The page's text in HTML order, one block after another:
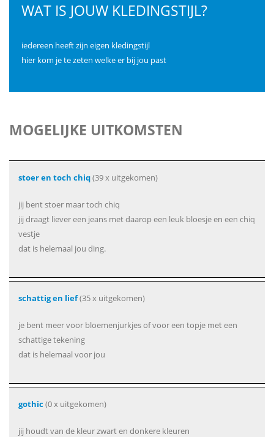
WAT IS JOUW KLEDINGSTIJL?
iedereen heeft zijn eigen kledingstijl
hier kom je te zeten welke er bij jou past
MOGELIJKE UITKOMSTEN
stoer en toch chiq(39 x uitgekomen)
jij bent stoer maar toch chiq
jij draagt liever een jeans met daarop een leuk bloesje en een chiq
vestje
dat is helemaal jou ding.
schattig en lief(35 x uitgekomen)
je bent meer voor bloemenjurkjes of voor een topje met een
schattige tekening
dat is helemaal voor jou
gothic(0 x uitgekomen)
jij houdt van de kleur zwart en donkere kleuren